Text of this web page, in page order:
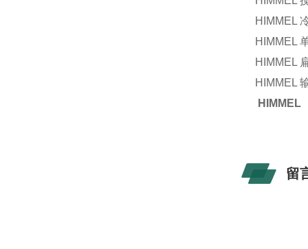
HIMMEL
HIMMEL
HIMMEL
HIMMEL
HIMMEL
留